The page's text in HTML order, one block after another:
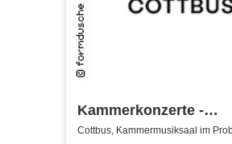
Kammerkonzerte -
Staatstheater Cottbus
Cottbus, Kammermusiksaal im